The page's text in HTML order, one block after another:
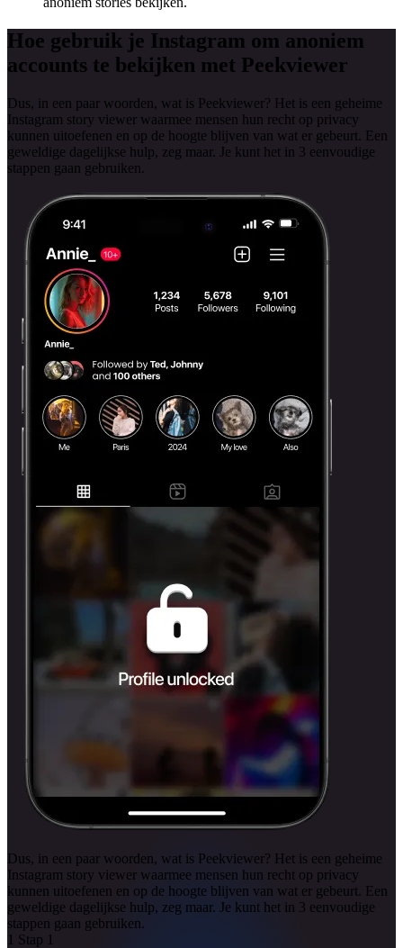
Hoe gebruik je Instagram om anoniem
accounts te bekijken met Peekviewer
Dus, in een paar woorden, wat is Peekviewer? Het is een geheime
Instagram story viewer waarmee mensen hun recht op privacy
kunnen uitoefenen en op de hoogte blijven van wat er gebeurt. Een
geweldige dagelijkse hulp, zeg maar. Je kunt het in 3 eenvoudige
stappen gaan gebruiken.
Dus, in een paar woorden, wat is Peekviewer? Het is een geheime
Instagram story viewer waarmee mensen hun recht op privacy
kunnen uitoefenen en op de hoogte blijven van wat er gebeurt. Een
geweldige dagelijkse hulp, zeg maar. Je kunt het in 3 eenvoudige
stappen gaan gebruiken.
1 Stap 1